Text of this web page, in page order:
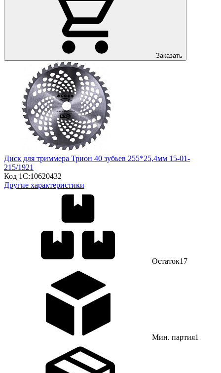
Заказать
Диск для триммера Трион 40 зубьев 255*25,4мм 15-01-
215/1921
Код 1С:10620432
Другие характеристики
Остаток17
Мин. партия1